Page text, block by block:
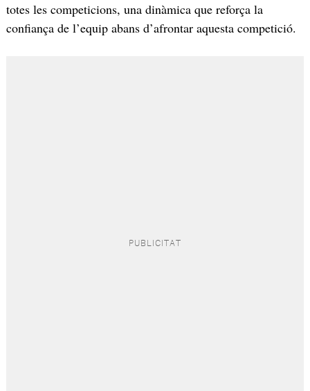
totes les competicions, una dinàmica que reforça la
confiança de l’equip abans d’afrontar aquesta competició.